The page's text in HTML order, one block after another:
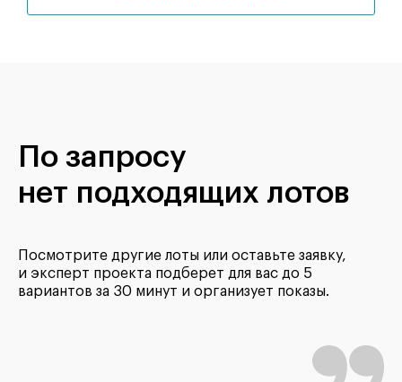
По запросу
нет подходящих лотов
Посмотрите другие лоты или оставьте заявку,
и эксперт проекта подберет для вас до 5
вариантов за 30 минут и организует показы.